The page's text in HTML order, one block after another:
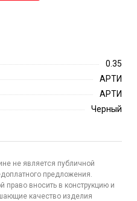
0.35
АРТИ
АРТИ
Черный
не является публичной
предложения.
право вносить в конструкцию и
качество изделия